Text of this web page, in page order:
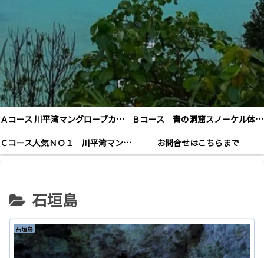
Ａコース 川平湾マングローブカヤックツアー＜お子様から年配の方までＯＫ施設が充実＞
Ｂコース 青の洞窟スノーケル体験＆滝あそび
Ｃコース人気ＮＯ１ 川平湾マングローブカヤック＆青の洞窟シュノーケル（ランチ付き）
お問合せはこちらまで
石垣島
石垣島